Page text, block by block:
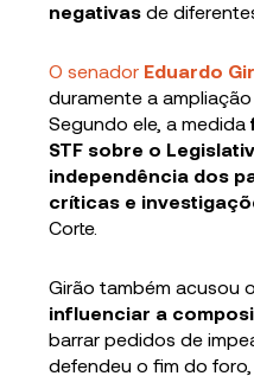
negativas de
O senador Eduardo
duramente a
Segundo ele, a medida
STF sobre o
independência dos
críticas e
Corte.
Girão também acusou
influenciar a
barrar pedidos de
defendeu o fim do foro,